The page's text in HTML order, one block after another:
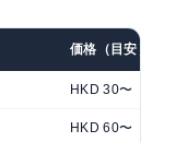
価格（目安）
HKD 30〜
HKD 60〜